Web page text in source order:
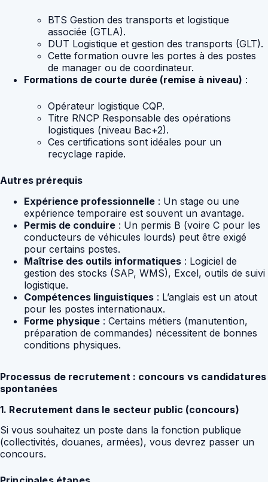
BTS Gestion des transports et logistique
associée (GTLA).
DUT Logistique et gestion des transports (GLT).
Cette formation ouvre les portes à des postes
de manager ou de coordinateur.
Formations de courte durée (remise à niveau) :
Opérateur logistique CQP.
Titre RNCP Responsable des opérations
logistiques (niveau Bac+2).
Ces certifications sont idéales pour un
recyclage rapide.
Autres prérequis
Expérience professionnelle : Un stage ou une
expérience temporaire est souvent un avantage.
Permis de conduire : Un permis B (voire C pour les
conducteurs de véhicules lourds) peut être exigé
pour certains postes.
Maîtrise des outils informatiques : Logiciel de
gestion des stocks (SAP, WMS), Excel, outils de suivi
logistique.
Compétences linguistiques : L’anglais est un atout
pour les postes internationaux.
Forme physique : Certains métiers (manutention,
préparation de commandes) nécessitent de bonnes
conditions physiques.
Processus de recrutement : concours vs candidatures
spontanées
1. Recrutement dans le secteur public (concours)
Si vous souhaitez un poste dans la fonction publique
(collectivités, douanes, armées), vous devrez passer un
concours.